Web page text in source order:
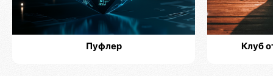
Пуфлер Клуб